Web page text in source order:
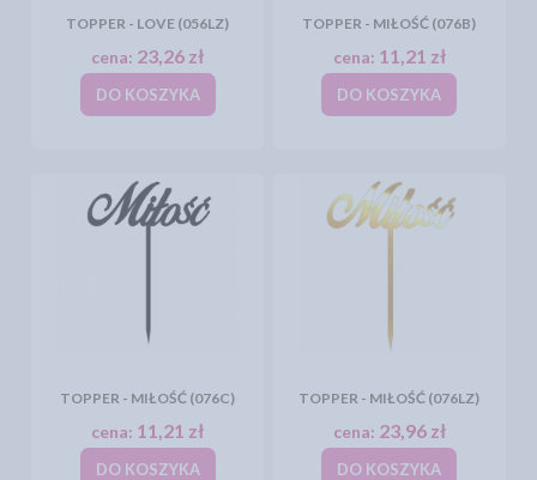
TOPPER - LOVE (056LZ)
cena: 23,26 zł
DO KOSZYKA
TOPPER - MIŁOŚĆ (076B)
cena: 11,21 zł
DO KOSZYKA
TOPPER - MIŁOŚĆ (076C)
cena: 11,21 zł
DO KOSZYKA
TOPPER - MIŁOŚĆ (076LZ)
cena: 23,96 zł
DO KOSZYKA